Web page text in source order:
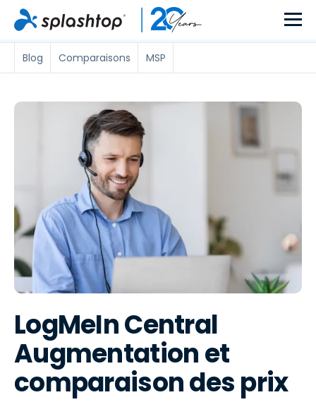
Blog Comparaisons MSP
LogMeIn Central
Augmentation et
comparaison des prix